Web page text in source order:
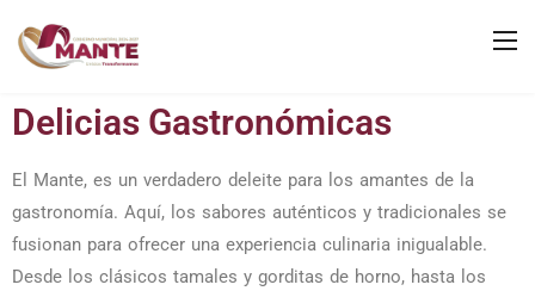
Delicias Gastronómicas
El Mante, es un verdadero deleite para los amantes de la
gastronomía. Aquí, los sabores auténticos y tradicionales se
fusionan para ofrecer una experiencia culinaria inigualable.
Desde los clásicos tamales y gorditas de horno, hasta los